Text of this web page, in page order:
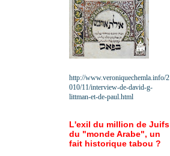
http://www.veroniquechemla.info/2
010/11/interview-de-david-g-
littman-et-de-paul.html
L'exil du million de Juifs
du "monde Arabe", un
fait historique tabou ?